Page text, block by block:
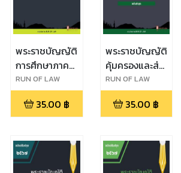
พระราชบัญญัติ
การศึกษาภาค
บังคับ พ.ศ.
๒๕๔๕
RUN OF LAW
35.00 ฿
พระราชบัญญัติ
คุ้มครองและส่ง
เสริมภูมิปัญญา
การแพทย์แผน
ไทย พ.ศ.
RUN OF LAW
35.00 ฿